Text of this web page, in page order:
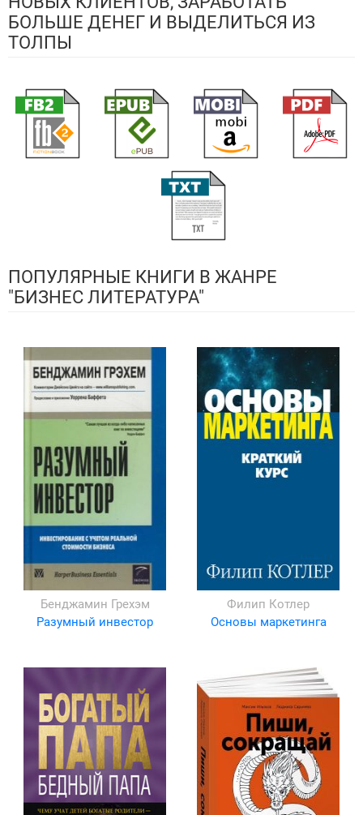
БОЛЬШЕ ДЕНЕГ И ВЫДЕЛИТЬСЯ ИЗ
ТОЛПЫ
ПОПУЛЯРНЫЕ КНИГИ В ЖАНРЕ
"БИЗНЕС ЛИТЕРАТУРА"
Бенджамин Грехэм
Разумный инвестор
Филип Котлер
Основы маркетинга